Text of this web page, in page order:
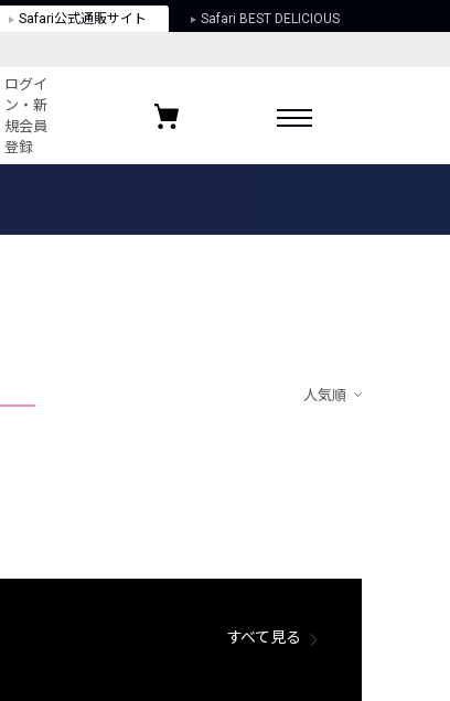
Safari公式通販サイト Safari BEST DELICIOUS
ログイ
ン・新
規会員
登録
お気に入りブランド
人気順
すべて見る